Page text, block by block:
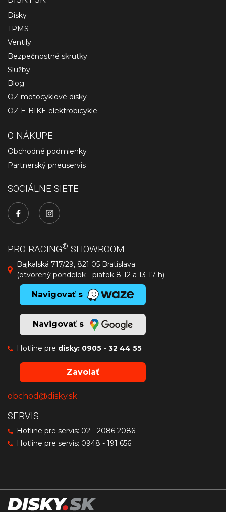
Disky
TPMS
Ventily
Bezpečnostné skrutky
Služby
Blog
OZ motocyklové disky
OZ E-BIKE elektrobicykle
O NÁKUPE
Obchodné podmienky
Partnerský pneuservis
SOCIÁLNE SIETE
PRO RACING® SHOWROOM
Bajkalská 717/29, 821 05 Bratislava
(otvorený pondelok - piatok 8-12 a 13-17 h)
Navigovať s
Navigovať s
Hotline pre disky: 0905 - 32 44 55
Zavolať
obchod@disky.sk
SERVIS
Hotline pre servis: 02 - 2086 2086
Hotline pre servis: 0948 - 191 656